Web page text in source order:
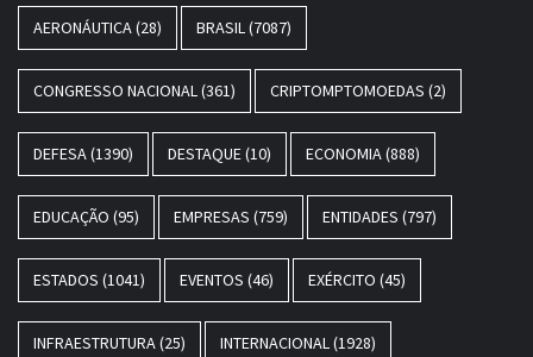
AERONÁUTICA(28) BRASIL(7087)
CONGRESSO NACIONAL(361) CRIPTOMPTOMOEDAS (2)
DEFESA(1390) DESTAQUE(10) ECONOMIA(888)
EDUCAÇÃO (95) EMPRESAS (759) ENTIDADES (797)
ESTADOS (1041) EVENTOS (46) EXÉRCITO (45)
INFRAESTRUTURA(25) INTERNACIONAL(1928)